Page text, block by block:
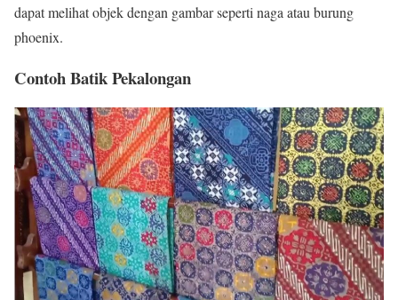
dapat melihat objek dengan gambar seperti naga atau burung
phoenix.
Contoh Batik Pekalongan